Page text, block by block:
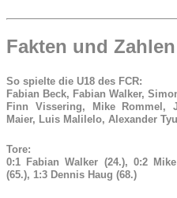
Fakten und
So spielte die U18 des FCR:
Fabian Beck, Fabian Walker,
Finn Vissering, Mike Rommel,
Maier, Luis Malilelo, Alexander
Tore:
0:1 Fabian Walker (24.), 0:2
(65.), 1:3 Dennis Haug (68.)